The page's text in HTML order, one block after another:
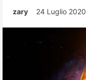
zary 24 Luglio 2020